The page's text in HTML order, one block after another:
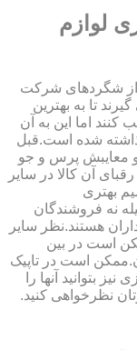
لوازم
از شگردهای شرکت
تا به بهترین
کنند اما این به آن
شده است.قبل
و معایبش پرس و جو
آن کالا در سایر
بهتری
نه فروشندگان
هستند.نظر سایر
است در بین
است در تاپیک
بتوانید آنها را
نظرخواهی کنید.